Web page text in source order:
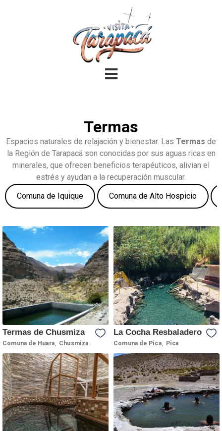
Termas
Espacios naturales de relajación y bienestar. Las Termas de
la Región de Tarapacá son conocidas por sus aguas ricas en
minerales, que ofrecen beneficios terapéuticos, alivian el
estrés y ayudan a la recuperación muscular.
Comuna de Iquique
Comuna de Alto Hospicio
Termas de Chusmiza
Comuna de Huara Chusmiza
La Cocha Resbaladero
Comuna de Pica, Pica